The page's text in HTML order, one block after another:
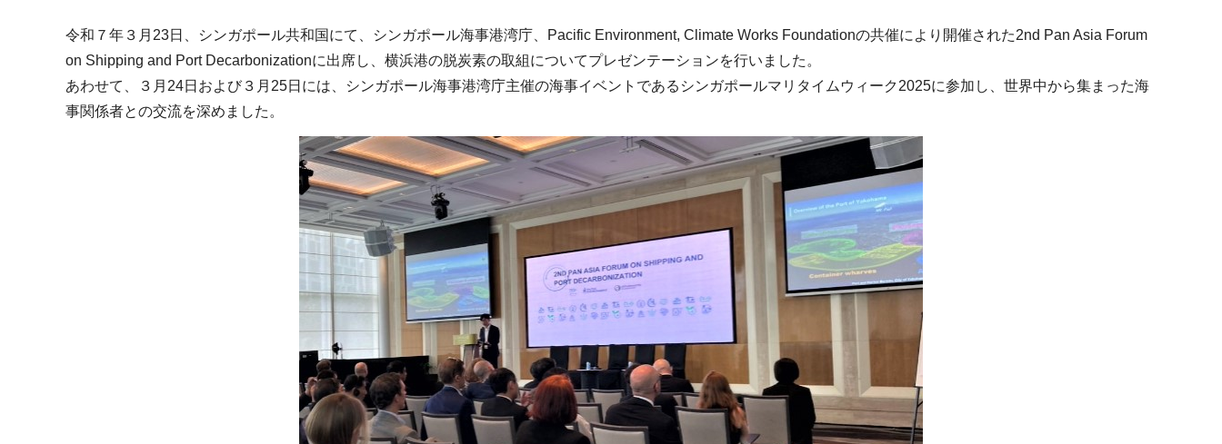
令和７年３月23日、シンガポール共和国にて、シンガポール海事港湾庁、Pacific Environment, Climate Works Foundationの共催により開催された2nd Pan Asia Forum
on Shipping and Port Decarbonizationに出席し、横浜港の脱炭素の取組についてプレゼンテーションを行いました。
あわせて、３月24日および３月25日には、シンガポール海事港湾庁主催の海事イベントであるシンガポールマリタイムウィーク2025に参加し、世界中から集まった海
事関係者との交流を深めました。